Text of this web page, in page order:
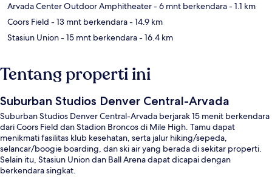
Arvada Center Outdoor Amphitheater- 6 mnt berkendara- 1.1 km
Coors Field - 13 mnt berkendara- 14.9 km
Stasiun Union- 15 mnt berkendara- 16.4 km
Tentang properti ini
Suburban Studios Denver Central-Arvada
Suburban Studios Denver Central-Arvada berjarak 15 menit berkendara
dari Coors Field dan Stadion Broncos di Mile High. Tamu dapat
menikmati fasilitas klub kesehatan, serta jalur hiking/sepeda,
selancar/boogie boarding, dan ski air yang berada di sekitar properti.
Selain itu, Stasiun Union dan Ball Arena dapat dicapai dengan
berkendara singkat.